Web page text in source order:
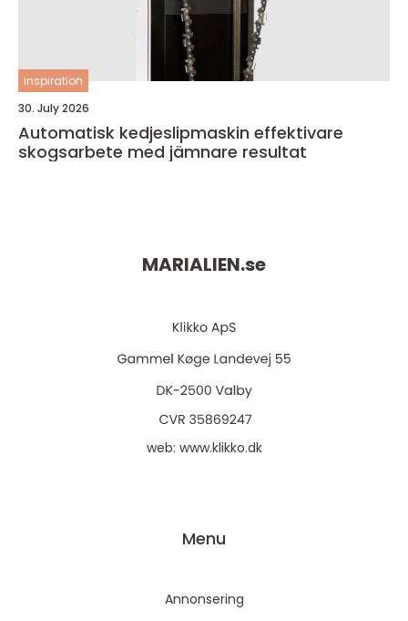
inspiration
30. July 2026
Automatisk kedjeslipmaskin effektivare
skogsarbete med jämnare resultat
MARIALIEN.se
web: www.klikko.dk
Menu
Annonsering